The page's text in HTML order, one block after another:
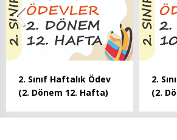
2. Sınıf Haftalık Ödev
(2. Dönem 12. Hafta)
2.
(2.